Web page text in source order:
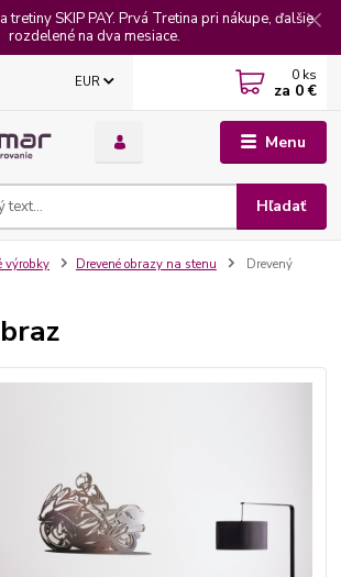
tretiny SKIP PAY. Prvá Tretina pri nákupe, ďalšie
rozdelené na dva mesiace.
Menu
EUR
Hľadať
0 ks
za 0 €
výrobky Drevené obrazy na stenu
Drevený